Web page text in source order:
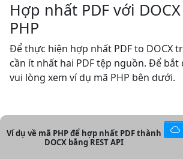
Hợp nhất PDF với
PHP
Để thực hiện hợp nhất PDF to DOCX
cần ít nhất hai PDF tệp nguồn. Để bắt
vui lòng xem ví dụ mã PHP bên dưới.
Ví dụ về mã PHP để hợp nhất PDF thành
DOCX bằng REST API